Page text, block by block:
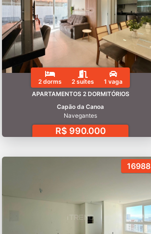
2 dorms 2 suítes
1 vaga
APARTAMENTOS 2 DORMITÓRIOS
Capão da Canoa
Navegantes
R$ 990.000
16988